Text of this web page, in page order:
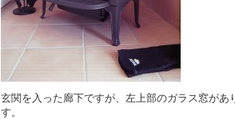
玄関を入った廊下ですが、左上部のガラス窓があ
す。